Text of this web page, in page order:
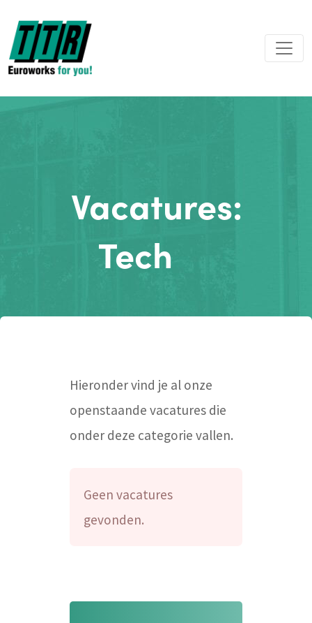
Vacatures:
Tech
Hieronder vind je al onze
openstaande vacatures die
onder deze categorie vallen.
Geen vacatures
gevonden.